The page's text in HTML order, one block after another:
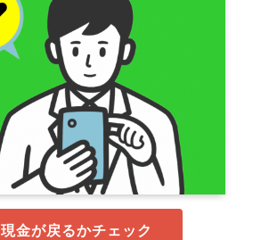
現金が戻るかチェック